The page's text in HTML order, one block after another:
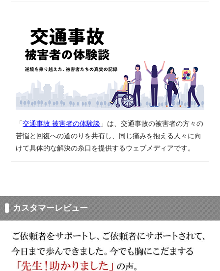
「交通事故 被害者の体験談 」は、​交通事故の​被害者の​方々の​
苦悩と​回復への​道のりを​共有し、同じ​痛みを​抱える​人々に​向
けて具体的な​解決の​糸口を​提供する​ウェブメディアです。​
カスタマーレビュー